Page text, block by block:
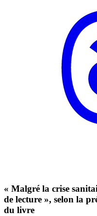
« Malgré la crise
de lecture », selon la
du livre